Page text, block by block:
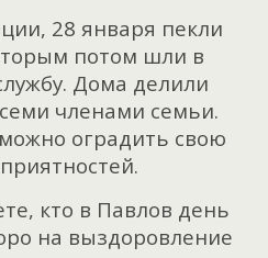
28 января пекли
потом шли в
Дома делили
членами семьи.
оградить свою
кто в Павлов день
на выздоровление